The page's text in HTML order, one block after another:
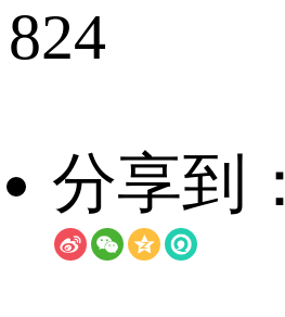
824
分享到：